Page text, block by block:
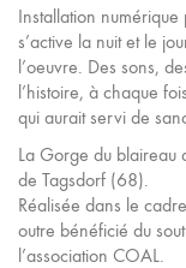
Installation
s’active la nuit et le
l’oeuvre. Des sons,
l’histoire, à chaque
qui aurait servi de
La Gorge du blaireau
de Tagsdorf (68).
Réalisée dans le
outre bénéficié du
l’association COAL.